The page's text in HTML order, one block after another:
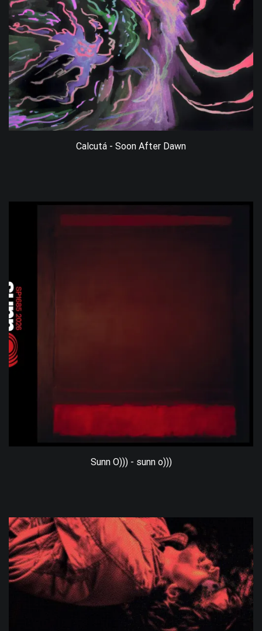
Calcutá - Soon After Dawn
Sunn O))) - sunn o)))